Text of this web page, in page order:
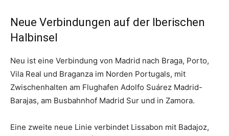
Neue Verbindungen auf der Iberischen
Halbinsel
Neu ist eine Verbindung von Madrid nach Braga, Porto,
Vila Real und Braganza im Norden Portugals, mit
Zwischenhalten am Flughafen Adolfo Suárez Madrid-
Barajas, am Busbahnhof Madrid Sur und in Zamora.
Eine zweite neue Linie verbindet Lissabon mit Badajoz,